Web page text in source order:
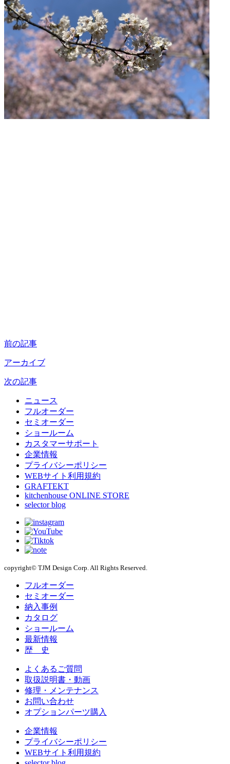
前の記事
アーカイブ
次の記事
ニュース
フルオーダー
セミオーダー
ショールーム
カスタマーサポート
企業情報
プライバシーポリシー
WEBサイト利用規約
GRAFTEKT
kitchenhouse ONLINE STORE
selector blog
copyright© TJM Design Corp. All Rights Reserved.
フルオーダー
セミオーダー
納入事例
カタログ
ショールーム
最新情報
歴 史
よくあるご質問
取扱説明書・動画
修理・メンテナンス
お問い合わせ
オプションパーツ購入
企業情報
プライバシーポリシー
WEBサイト利用規約